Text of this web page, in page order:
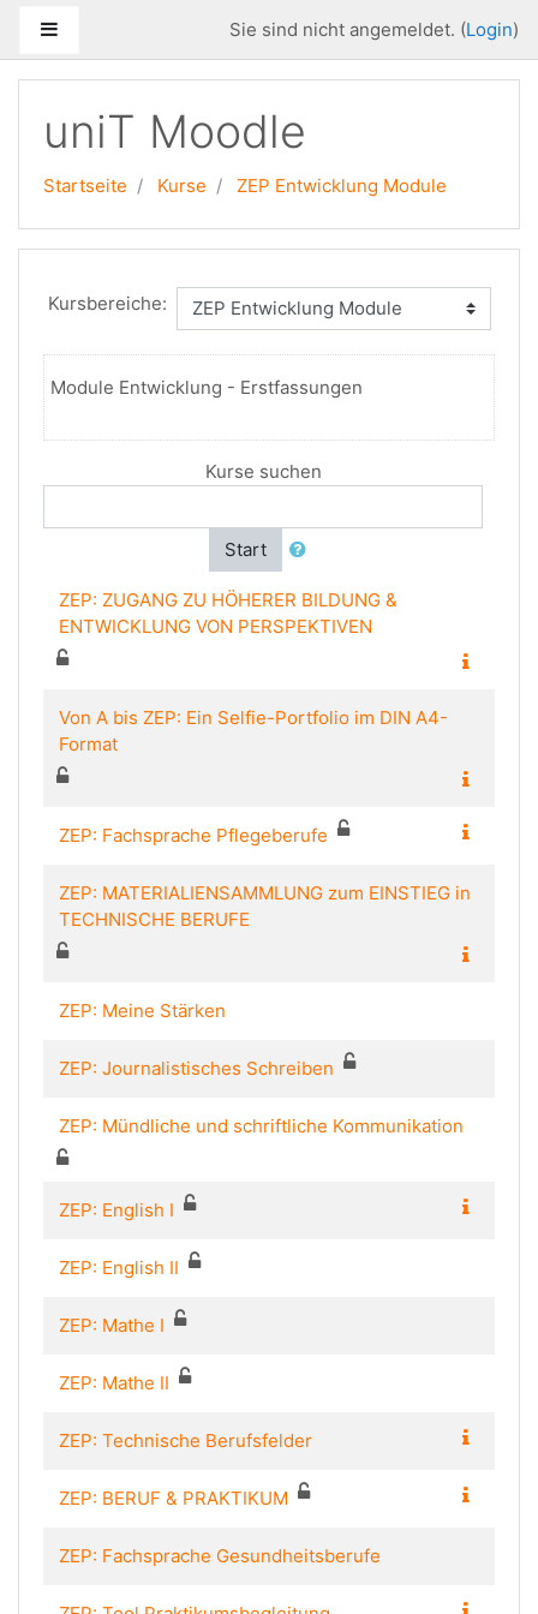
Sie sind nicht angemeldet. (Login)
uniT Moodle
Startseite Kurse ZEP Entwicklung Module
Kursbereiche:
Module Entwicklung - Erstfassungen
Kurse suchen
Start
ZEP: ZUGANG ZU HÖHERER BILDUNG &
ENTWICKLUNG VON PERSPEKTIVEN
Von A bis ZEP: Ein Selfie-Portfolio im DIN A4-
Format
ZEP: Fachsprache Pflegeberufe
ZEP: MATERIALIENSAMMLUNG zum EINSTIEG in
TECHNISCHE BERUFE
ZEP: Meine Stärken
ZEP: Journalistisches Schreiben
ZEP: Mündliche und schriftliche Kommunikation
ZEP: English I
ZEP: English II
ZEP: Mathe I
ZEP: Mathe II
ZEP: Technische Berufsfelder
ZEP: BERUF & PRAKTIKUM
ZEP: Fachsprache Gesundheitsberufe